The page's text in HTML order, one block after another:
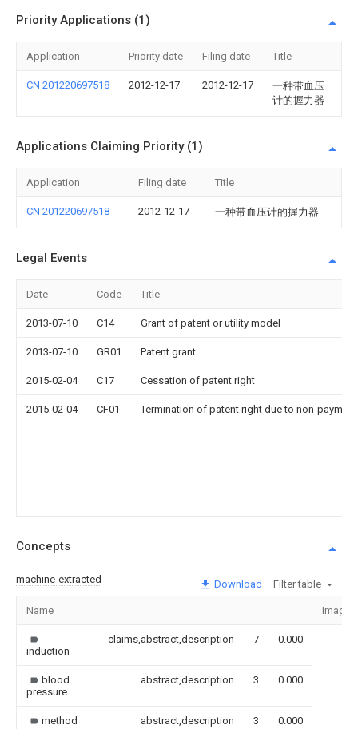
Priority Applications (1)
Application Priority date Filing date Title
CN 201220697518 2012-12-17 2012-12-17
一种带血压
计的握力器
Applications Claiming Priority (1)
Application Filing date Title
CN 201220697518 2012-12-17 一种带血压计的握力器
Legal Events
Date Code Title
2013-07-10 C14 Grant of patent or utility model
2013-07-10 GR01 Patent grant
2015-02-04 C17 Cessation of patent right
2015-02-04 CF01 Termination of patent right due to non-
Concepts
machine-extracted Download Filter table
Name Image
induction
claims,abstract,description 7 0.000
blood
pressure
abstract,description 3 0.000
method abstract,description 3 0.000